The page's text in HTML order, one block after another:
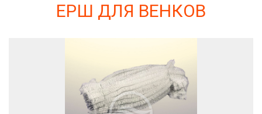
ЕРШ ДЛЯ ВЕНКОВ